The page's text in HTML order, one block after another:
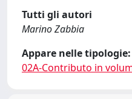
Tutti gli autori
Marino Zabbia
Appare nelle tipologie:
02A-Contributo in